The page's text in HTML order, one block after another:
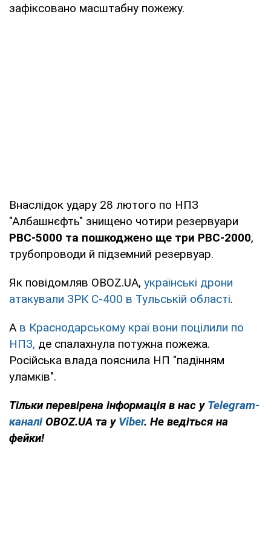
зафіксовано масштабну пожежу.
Внаслідок удару 28 лютого по НПЗ
"Албашнєфть" знищено чотири резервуари
РВС-5000 та пошкоджено ще три РВС-2000,
трубопроводи й підземний резервуар.
Як повідомляв OBOZ.UA, українські дрони
атакували ЗРК С-400 в Тульській області.
А в Краснодарському краї вони поцілили по
НПЗ, де спалахнула потужна пожежа.
Російська влада пояснила НП "падінням
уламків".
Тільки перевірена інформація в нас у Telegram-
каналі OBOZ.UA та у Viber. Не ведіться на
фейки!